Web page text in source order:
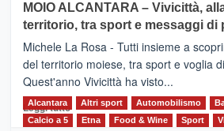
Torna
la
Supermaratona
dell’Etna
MOIO ALCANTARA – Vivicittà,
territorio, tra sport e messaggi di
Michele La Rosa - Tutti insieme a
del territorio moiese, tra sport e voglia
Quest'anno Vivicittà ha visto...
Leggi tutto Leggi
Alcantara Altri sport Automobilismo
Calcio a 5
Etna Food & Wine Sport